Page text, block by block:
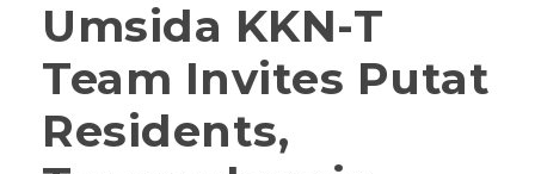
Umsida KKN-T
Team Invites Putat
Residents,